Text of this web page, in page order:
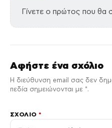
Γίνετε ο πρώτος που θα
Αφήστε ένα σχόλιο
Η διεύθυνση email σας δεν
πεδία σημειώνονται με *.
ΣΧΌΛΙΟ*